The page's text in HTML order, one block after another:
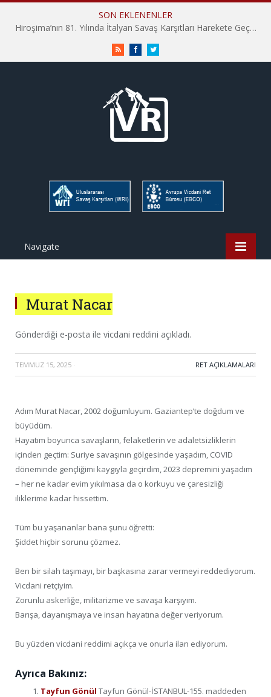
SON EKLENENLER
Hiroşima’nın 81. Yılında İtalyan Savaş Karşıtları Harekete Geçti: “Hatırlamak yeterli değil”
RSS FacebookTwitter
Navigate
Murat Nacar
Gönderdiği e-posta ile vicdani reddini açıkladı.
TEMMUZ 15, 2025 · RET AÇIKLAMALARI
Adım Murat Nacar, 2002 doğumluyum. Gaziantep’te doğdum ve
büyüdüm.
Hayatım boyunca savaşların, felaketlerin ve adaletsizliklerin
içinden geçtim: Suriye savaşının gölgesinde yaşadım, COVID
döneminde gençliğimi kaygıyla geçirdim, 2023 depremini yaşadım
– her ne kadar evim yıkılmasa da o korkuyu ve çaresizliği
iliklerime kadar hissettim.
Tüm bu yaşananlar bana şunu öğretti:
Şiddet hiçbir sorunu çözmez.
Ben bir silah taşımayı, bir başkasına zarar vermeyi reddediyorum.
Vicdani retçiyim.
Zorunlu askerliğe, militarizme ve savaşa karşıyım.
Barışa, dayanışmaya ve insan hayatına değer veriyorum.
Bu yüzden vicdani reddimi açıkça ve onurla ilan ediyorum.
Ayrıca Bakınız:
Tayfun Gönül Tayfun Gönül-İSTANBUL-155. maddeden